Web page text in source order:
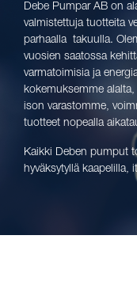
Debe Pumpar AB on
valmistettuja tuotteita
parhaalla takuulla.
vuosien saatossa
varmatoimisia ja
kokemuksemme
ison varastomme,
tuotteet nopealla
Kaikki Deben pumput
hyväksytyllä kaapelilla,